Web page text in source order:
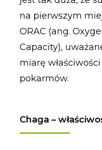
na pierwszym
ORAC (ang.
Capacity),
miarę
pokarmów.
Chaga –